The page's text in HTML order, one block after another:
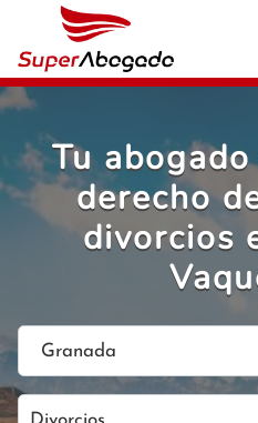
Tu
derecho
divorcios
Granada